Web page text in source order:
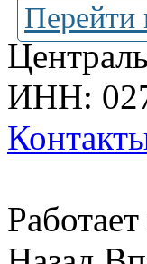
Перейти
ИНН: